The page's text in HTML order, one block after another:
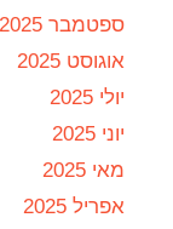
ספטמבר 2025
אוגוסט 2025
יולי 2025
יוני 2025
מאי 2025
אפריל 2025